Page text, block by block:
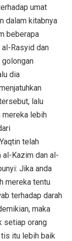
umat
dalam kitabnya
beberapa
Rasyid dan
dia
lalu
mereka lebih
telah
al-Kazim dan al-
Jika anda
mereka tentu
terhadap darah
maka
setiap orang
tis itu lebih baik